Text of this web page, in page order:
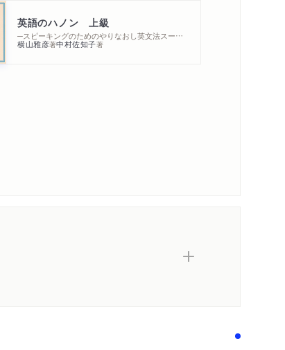
英語のハノン 上級
─スピーキングのためのやりなおし英文法スーパードリル
横山雅彦著中村佐知子著